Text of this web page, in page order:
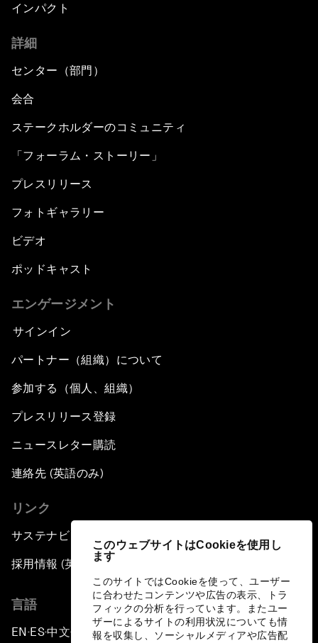
このウェブサイトはCookieを使用し
ます
このサイトではCookieを使って、ユーザー
に合わせたコンテンツや広告の表示、トラ
フィックの分析を行っています。またユー
ザーによるサイトの利用状況についても情
報を収集し、ソーシャルメディアや広告配
インパクト
詳細
センター（部門）
会合
ステークホルダーのコミュニティ
「フォーラム・ストーリー」
プレスリリース
フォトギャラリー
ビデオ
ポッドキャスト
エンゲージメント
サインイン
パートナー（組織）について
参加する（個人、組織）
プレスリリース登録
ニュースレター購読
連絡先 (英語のみ)
リンク
サステナビリティへの取り組み
採用情報 (英語のみ)
言語
EN ▪ES▪中文▪ 日本語